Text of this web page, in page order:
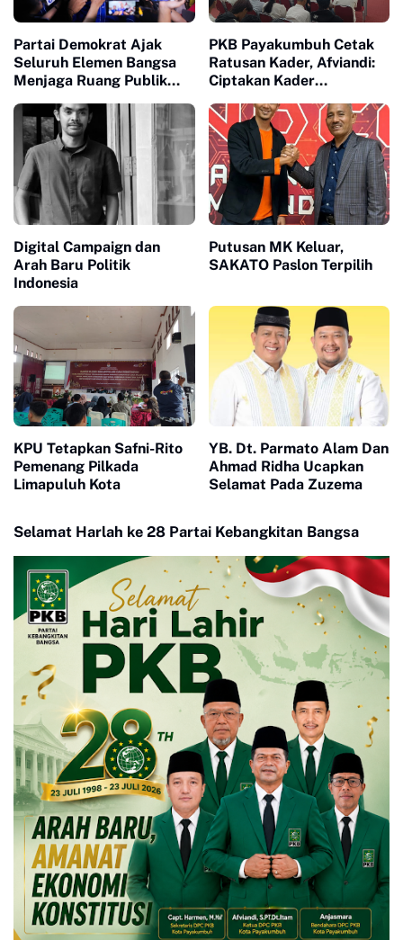
Partai Demokrat Ajak
Seluruh Elemen Bangsa
Menjaga Ruang Publik
Beradab
PKB Payakumbuh Cetak
Ratusan Kader, Afviandi:
Ciptakan Kader
Digital Campaign dan
Arah Baru Politik
Indonesia
Putusan MK Keluar,
SAKATO Paslon Terpilih
KPU Tetapkan Safni-Rito
Pemenang Pilkada
Limapuluh Kota
YB. Dt. Parmato Alam Dan
Ahmad Ridha Ucapkan
Selamat Pada Zuzema
Selamat Harlah ke 28 Partai Kebangkitan Bangsa